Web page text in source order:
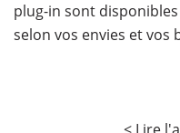
plug-in sont
selon vos envies et vos